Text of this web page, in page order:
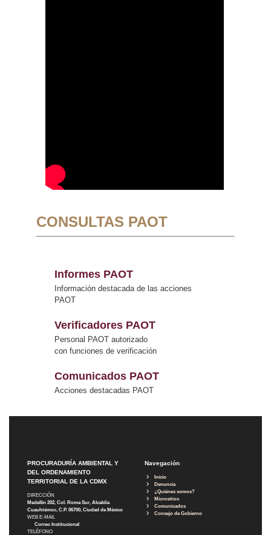
CONSULTAS PAOT
Informes PAOT
Información destacada de las acciones
PAOT
Verificadores PAOT
Personal PAOT autorizado
con funciones de verificación
Comunicados PAOT
Acciones destacadas PAOT
PROCURADURÍA AMBIENTAL Y
DEL ORDENAMIENTO
TERRITORIAL DE LA CDMX
DIRECCIÓN
Medellín 202, Col. Roma Sur, Alcaldía
Cuauhtémoc, C.P. 06700, Ciudad de México
WEB E-MAIL
Correo Institucional
TELÉFONO
Navegación
Inicio
Denuncia
¿Quiénes somos?
Micrositios
Comunicados
Consejo de Gobierno